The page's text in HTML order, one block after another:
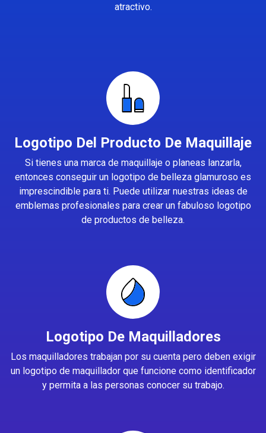
atractivo.
Logotipo Del Producto De Maquillaje
Si tienes una marca de maquillaje o planeas lanzarla,
entonces conseguir un logotipo de belleza glamuroso es
imprescindible para ti. Puede utilizar nuestras ideas de
emblemas profesionales para crear un fabuloso logotipo
de productos de belleza.
Logotipo De Maquilladores
Los maquilladores trabajan por su cuenta pero deben exigir
un logotipo de maquillador que funcione como identificador
y permita a las personas conocer su trabajo.